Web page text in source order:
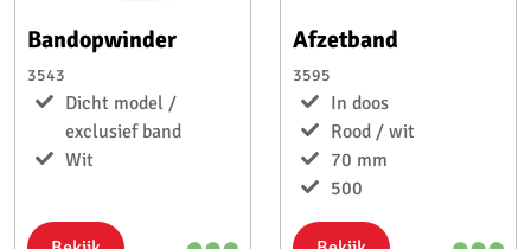
Bandopwinder
3543
Dicht model /
exclusief band
Wit
Afzetband
3595
In doos
Rood / wit
70 mm
500